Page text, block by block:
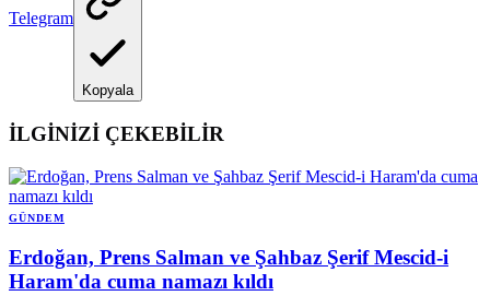
Telegram
Kopyala
İLGİNİZİ ÇEKEBİLİR
GÜNDEM
Erdoğan, Prens Salman ve Şahbaz Şerif Mescid-i
Haram'da cuma namazı kıldı